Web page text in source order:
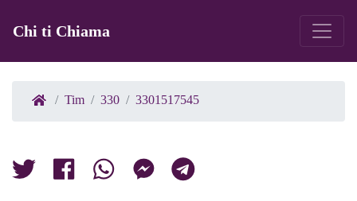
Chi ti Chiama
Tim 330 3301517545